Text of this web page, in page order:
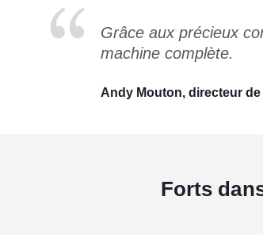
Grâce aux précieux
machine complète.
Andy Mouton, directeur de
Forts